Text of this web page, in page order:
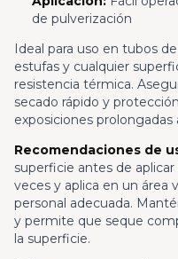
de pulverización
Ideal para uso en tubos
estufas y cualquier
resistencia térmica.
secado rápido y
exposiciones prolongadas
Recomendaciones de
superficie antes de
veces y aplica en un área
personal adecuada.
y permite que seque
la superficie.